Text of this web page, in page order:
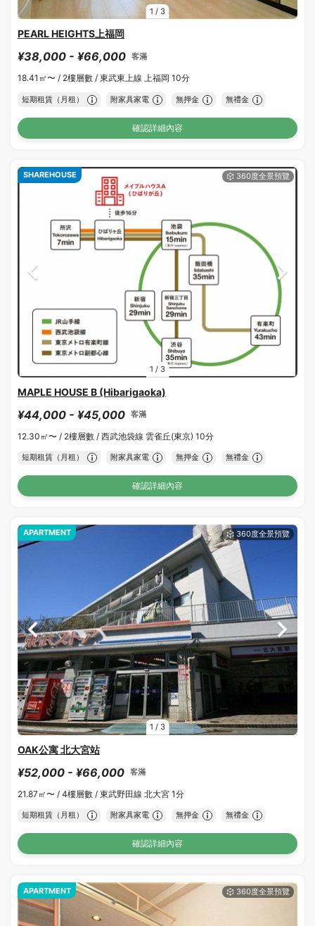
1 / 3
PEARL HEIGHTS上福岡
¥38,000 - ¥66,000 客滿
18.41㎡〜 / 2樓層數 / 東武東上線 上福岡 10分
短期租賃（月租） 附家具家電 無押金 無禮金
確認詳細內容
1 / 3
SHAREHOUSE
MAPLE HOUSE B (Hibarigaoka)
¥44,000 - ¥45,000 客滿
12.30㎡〜 / 2樓層數 / 西武池袋線 雲雀丘(東京) 10分
短期租賃（月租） 附家具家電 無押金 無禮金
確認詳細內容
1 / 3
APARTMENT
OAK公寓 北大宮站
¥52,000 - ¥66,000 客滿
21.87㎡〜 / 4樓層數 / 東武野田線 北大宮 1分
短期租賃（月租） 附家具家電 無押金 無禮金
確認詳細內容
APARTMENT